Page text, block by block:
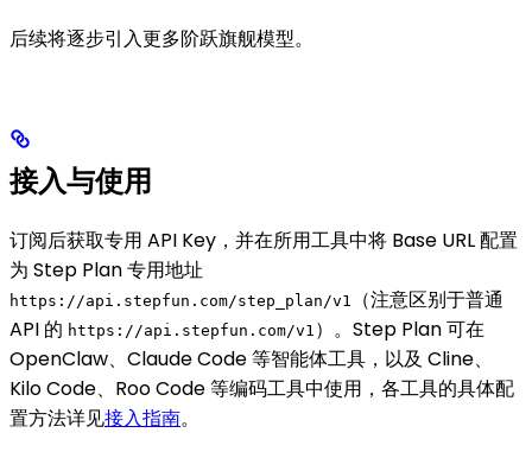
后续将逐步引入更多阶跃旗舰模型。
接入与使用
订阅后获取专用 API Key，并在所用工具中将 Base URL 配置
为 Step Plan 专用地址
https://api.stepfun.com/step_plan/v1
（注意区别于普通
API 的 https://api.stepfun.com/v1 ）。Step Plan 可在
OpenClaw、Claude Code 等智能体工具，以及 Cline、
Kilo Code、Roo Code 等编码工具中使用，各工具的具体配
置方法详见接入指南。